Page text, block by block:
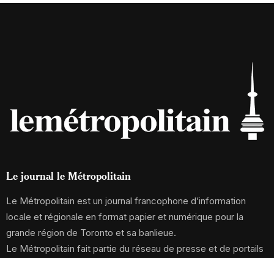
Le journal le Métropolitain
Le Métropolitain est un journal francophone d’information
locale et régionale en format papier et numérique pour la
grande région de Toronto et sa banlieue.
Le Métropolitain fait partie du réseau de presse et de portails